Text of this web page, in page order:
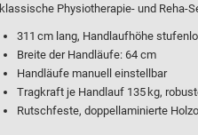
klassische Physiotherapie- und Reha-
311 cm lang, Handlaufhöhe
Breite der Handläufe: 64 cm
Handläufe manuell einstellbar
Tragkraft je Handlauf 135 kg,
Rutschfeste, doppellaminierte